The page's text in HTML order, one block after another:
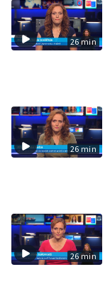
26 min
26 min
26 min